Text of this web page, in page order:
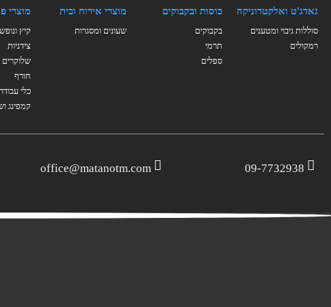
גאדג'ט ואלקטרוניקה
סוללות גיבוי ומטענים
רמקולים
כוסות ובקבוקים
בקבוקים
תרמי
ספלים
מוצרי אירוח ובית
שעונים ומסגרות
מוצרי
קיץ ונופש
צידניות
שלוקרים
חורף
כלי
קמפינג
09-7732938
office@matanotm.com